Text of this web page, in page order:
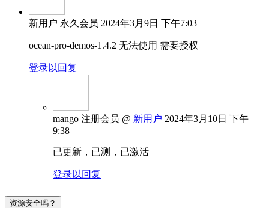
新用户 永久会员 2024年3月9日 下午7:03
ocean-pro-demos-1.4.2 无法使用 需要授权
登录以回复
mango 注册会员 @ 新用户 2024年3月10日 下午
9:38
已更新，已测，已激活
登录以回复
资源安全吗？